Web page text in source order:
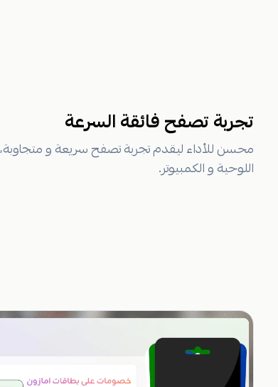
تجربة تصفح فائقة السرعة
محسن للأداء ليقدم تجربة تصفح سريعة و
اللوحية و الكمبيوتر.